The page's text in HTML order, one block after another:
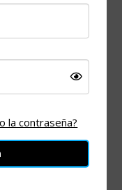
y
en
la contraseña?